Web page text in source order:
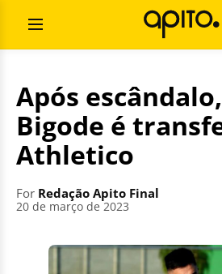
contentOpen
Menu
for:
Após
Bigode é
Athletico
For Redação Apito Final
20 de março de 2023